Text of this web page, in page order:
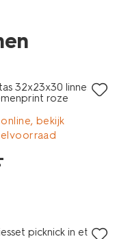
32x23x30 linnen
roze
bekijk
picknick in etui